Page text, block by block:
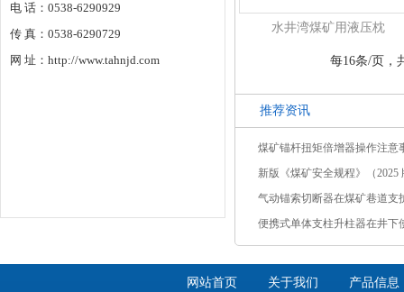
电 话：0538-6290929
传 真：0538-6290729
网 址：http://www.tahnjd.com
水井湾煤矿用液压枕
每16条/页，
推荐资讯
煤矿锚杆扭矩倍增器操作注意
新版《煤矿安全规程》（2025
气动锚索切断器在煤矿巷道支
便携式单体支柱升柱器在井下
网站首页 关于我们 产品信息